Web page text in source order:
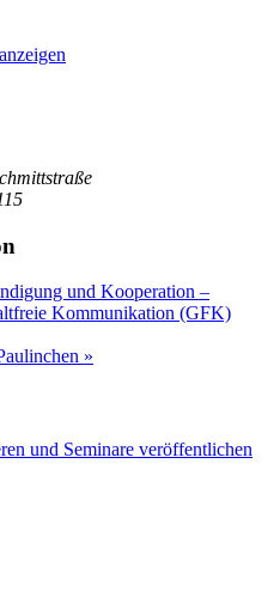
und Kooperation –
Kommunikation (GFK)
»
und Seminare veröffentlichen